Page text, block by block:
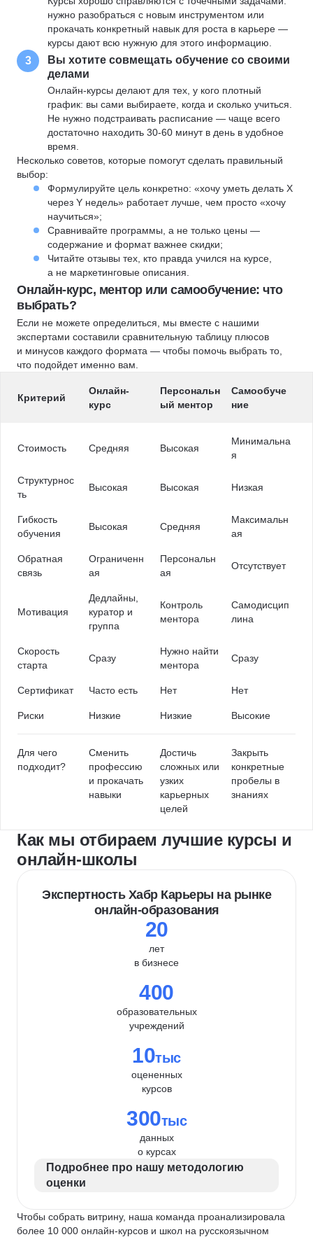
нужно разобраться с новым инструментом или
прокачать конкретный навык для роста в карьере —
курсы дают всю нужную для этого информацию.
3
Вы хотите совмещать обучение со своими
делами
Онлайн-курсы делают для тех, у кого плотный
график: вы сами выбираете, когда и сколько учиться.
Не нужно подстраивать расписание — чаще всего
достаточно находить 30-60 минут в день в удобное
время.
Несколько советов, которые помогут сделать правильный
выбор:
Формулируйте цель конкретно: «хочу уметь делать X
через Y недель» работает лучше, чем просто «хочу
научиться»;
Сравнивайте программы, а не только цены —
содержание и формат важнее скидки;
Читайте отзывы тех, кто правда учился на курсе,
а не маркетинговые описания.
Онлайн-курс, ментор или самообучение: что
выбрать?
Если не можете определиться, мы вместе с нашими
экспертами составили сравнительную таблицу плюсов
и минусов каждого формата — чтобы помочь выбрать то,
что подойдет именно вам.
Критерий
Онлайн-
курс
Персональн
ый ментор
Самообуче
ние
Стоимость Средняя Высокая
Минимальна
я
Структурнос
ть
Высокая Высокая Низкая
Гибкость
обучения
Высокая Средняя
Максимальн
ая
Обратная
связь
Ограниченн
ая
Персональн
ая
Отсутствует
Мотивация
Дедлайны,
куратор и
группа
Контроль
ментора
Самодисцип
лина
Скорость
старта
Сразу
Нужно найти
ментора
Сразу
Сертификат Часто есть Нет Нет
Риски Низкие Низкие Высокие
Для чего
подходит?
Сменить
профессию
и прокачать
навыки
Достичь
сложных или
узких
карьерных
целей
Закрыть
конкретные
пробелы в
знаниях
Как мы отбираем лучшие курсы и
онлайн-школы
Экспертность Хабр Карьеры на рынке
онлайн-образования
20
лет
в бизнесе
400
образовательных
учреждений
10тыс
оцененных
курсов
300тыс
данных
о курсах
Подробнее про нашу методологию
оценки
Чтобы собрать витрину, наша команда проанализировала
более 10 000 онлайн-курсов и школ на русскоязычном